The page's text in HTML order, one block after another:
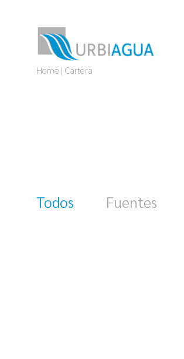
¿Para qué sirven?
Home Cartera
Todos Fuentes